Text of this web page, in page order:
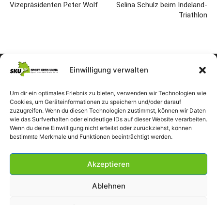
Einwilligung verwalten
Um dir ein optimales Erlebnis zu bieten, verwenden wir Technologien wie
Cookies, um Geräteinformationen zu speichern und/oder darauf
zuzugreifen. Wenn du diesen Technologien zustimmst, können wir Daten
wie das Surfverhalten oder eindeutige IDs auf dieser Website verarbeiten.
Wenn du deine Einwilligung nicht erteilst oder zurückziehst, können
bestimmte Merkmale und Funktionen beeinträchtigt werden.
Akzeptieren
Ablehnen
Vizepräsidenten Peter Wolf
Selina Schulz beim Indeland-
Triathlon